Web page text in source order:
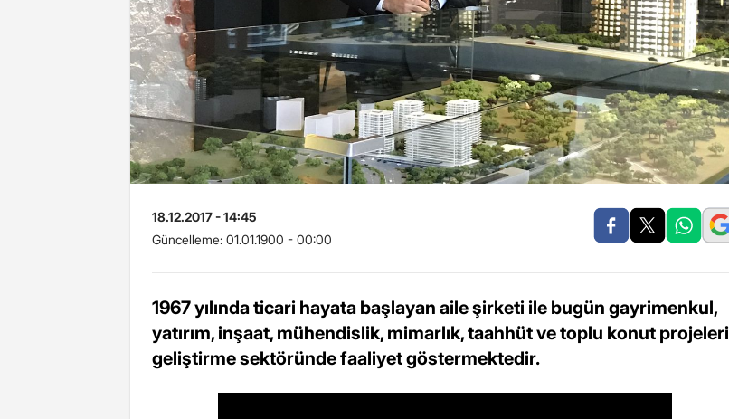
18.12.2017 - 14:45
Güncelleme: 01.01.1900 - 00:00
1967 yılında ticari hayata başlayan aile şirketi ile bugün gayrimenkul,
yatırım, inşaat, mühendislik, mimarlık, taahhüt ve toplu konut projeleri
geliştirme sektöründe faaliyet göstermektedir.